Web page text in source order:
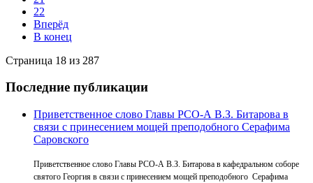
22
Вперёд
В конец
Страница 18 из 287
Последние публикации
Приветственное слово Главы РСО-А В.З. Битарова в
связи с принесением мощей преподобного Серафима
Саровского
Приветственное слово Главы РСО-А В.З. Битарова в кафедральном соборе
святого Георгия в связи с принесением мощей преподобного Серафима